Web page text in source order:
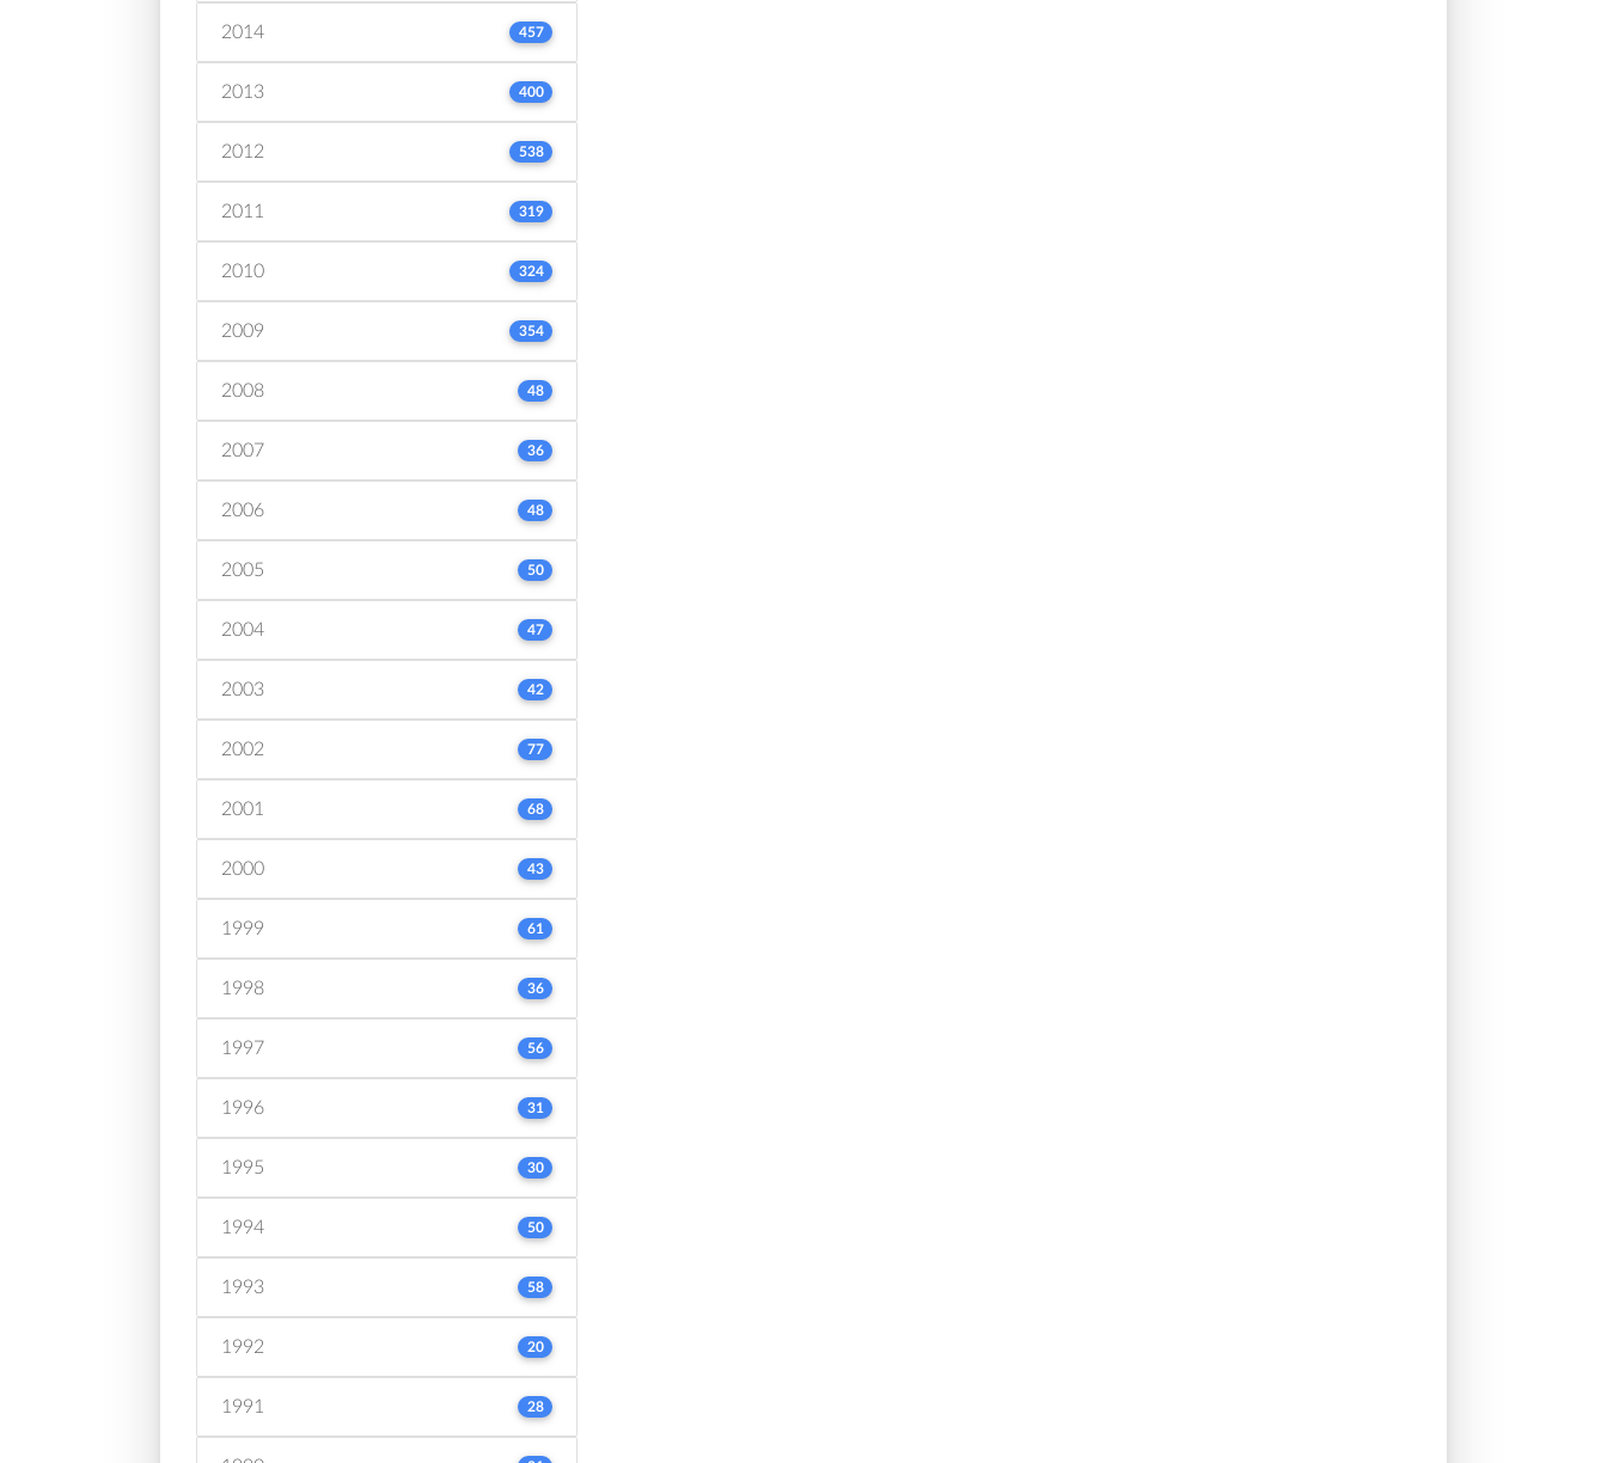
2014 457
2013 400
2012 538
2011 319
2010 324
2009 354
2008 48
2007 36
2006 48
2005 50
2004 47
2003 42
2002 77
2001 68
2000 43
1999 61
1998 36
1997 56
1996 31
1995 30
1994 50
1993 58
1992 20
1991 28